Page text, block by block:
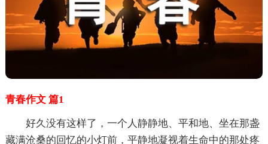
青春作文 篇1
好久没有这样了，一个人静静地、平和地、坐在那盏
藏满沧桑的回忆的小灯前，平静地凝视着生命中的那处疼